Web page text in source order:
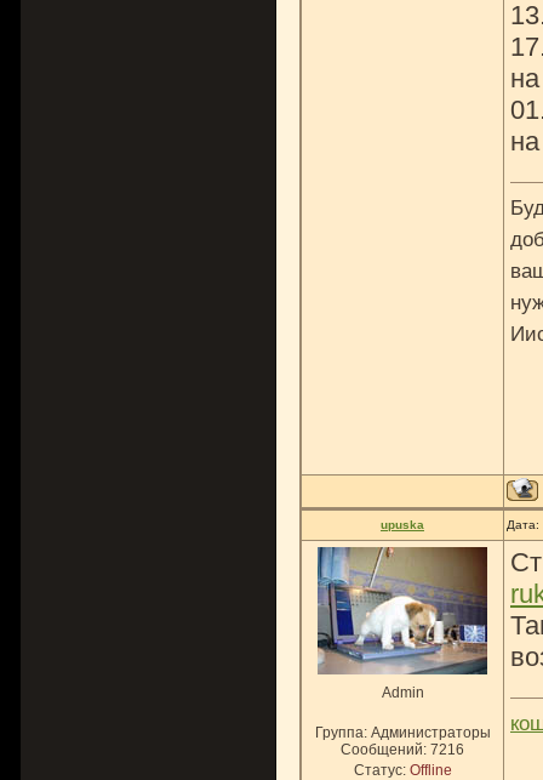
upuska
Admin
Группа: Администраторы
Сообщений: 7216
Статус: Offline